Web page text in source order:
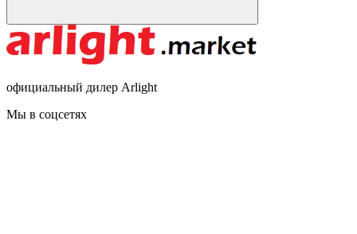
официальный дилер Arlight
Мы в соцсетях